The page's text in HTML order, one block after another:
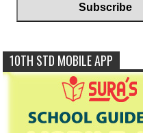
10TH STD MOBILE APP